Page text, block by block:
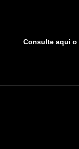
Consulte aqui o